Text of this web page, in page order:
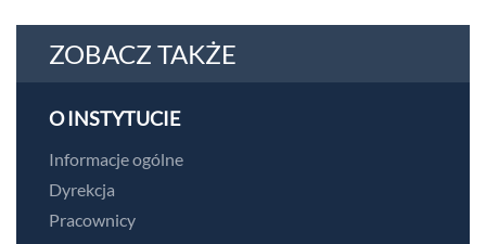
ZOBACZ TAKŻE
O INSTYTUCIE
Informacje ogólne
Dyrekcja
Pracownicy